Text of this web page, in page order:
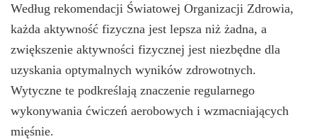
Według rekomendacji Światowej Organizacji Zdrowia,
każda aktywność fizyczna jest lepsza niż żadna, a
zwiększenie aktywności fizycznej jest niezbędne dla
uzyskania optymalnych wyników zdrowotnych.
Wytyczne te podkreślają znaczenie regularnego
wykonywania ćwiczeń aerobowych i wzmacniających
mięśnie.